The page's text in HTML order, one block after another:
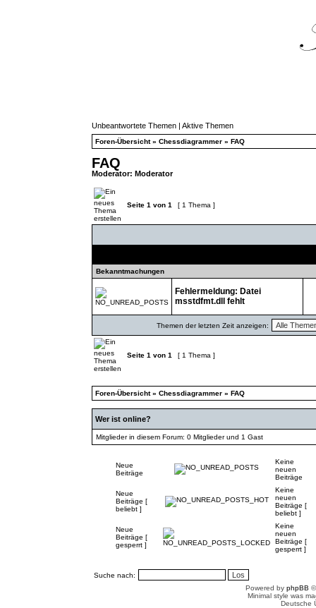
Unbeantwortete Themen | Aktive Themen
Foren-Übersicht» Chessdiagrammer » FAQ
FAQ
Moderator: Moderator
Seite 1 von 1 [ 1 Thema ]
Bekanntmachungen
Fehlermeldung: Datei
msstdfmt.dll fehlt
Themen der letzten Zeit anzeigen:
Seite 1 von 1 [ 1 Thema ]
Foren-Übersicht» Chessdiagrammer » FAQ
Wer ist online?
Mitglieder in diesem Forum: 0 Mitglieder und 1 Gast
Neue
Beiträge
Keine
neuen
Beiträge
Neue
Beiträge [
beliebt ]
Keine
neuen
Beiträge [
beliebt ]
Neue
Beiträge [
gesperrt ]
Keine
neuen
Beiträge [
gesperrt ]
Suche nach:
Powered by phpBB
Minimal style was
Deutsche